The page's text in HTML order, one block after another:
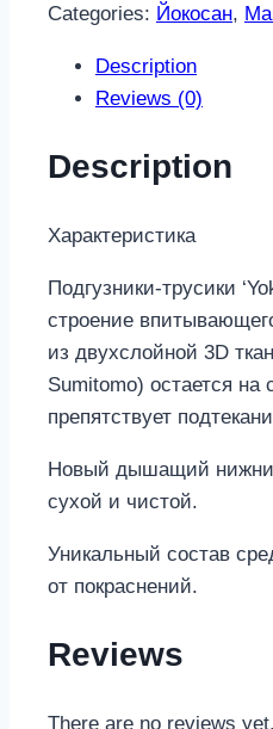
14кг
quantity
Categories: Йокосан,
Description
Reviews (0)
Description
Характеристика
Подгузники-трусики
строение
из двухслойной 3D
Sumitomo) остается
препятствует
Новый дышащий
сухой и чистой.
Уникальный состав
от покраснений.
Reviews
There are no reviews yet.